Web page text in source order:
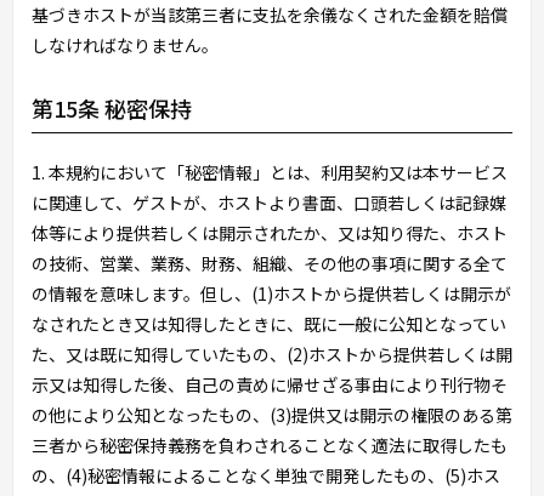
基づきホストが当該第三者に支払を余儀なくされた金額を賠償
しなければなりません。
第15条 秘密保持
1. 本規約において「秘密情報」とは、利用契約又は本サービス
に関連して、ゲストが、ホストより書面、口頭若しくは記録媒
体等により提供若しくは開示されたか、又は知り得た、ホスト
の技術、営業、業務、財務、組織、その他の事項に関する全て
の情報を意味します。但し、(1)ホストから提供若しくは開示が
なされたとき又は知得したときに、既に一般に公知となってい
た、又は既に知得していたもの、(2)ホストから提供若しくは開
示又は知得した後、自己の責めに帰せざる事由により刊行物そ
の他により公知となったもの、(3)提供又は開示の権限のある第
三者から秘密保持義務を負わされることなく適法に取得したも
の、(4)秘密情報によることなく単独で開発したもの、(5)ホス